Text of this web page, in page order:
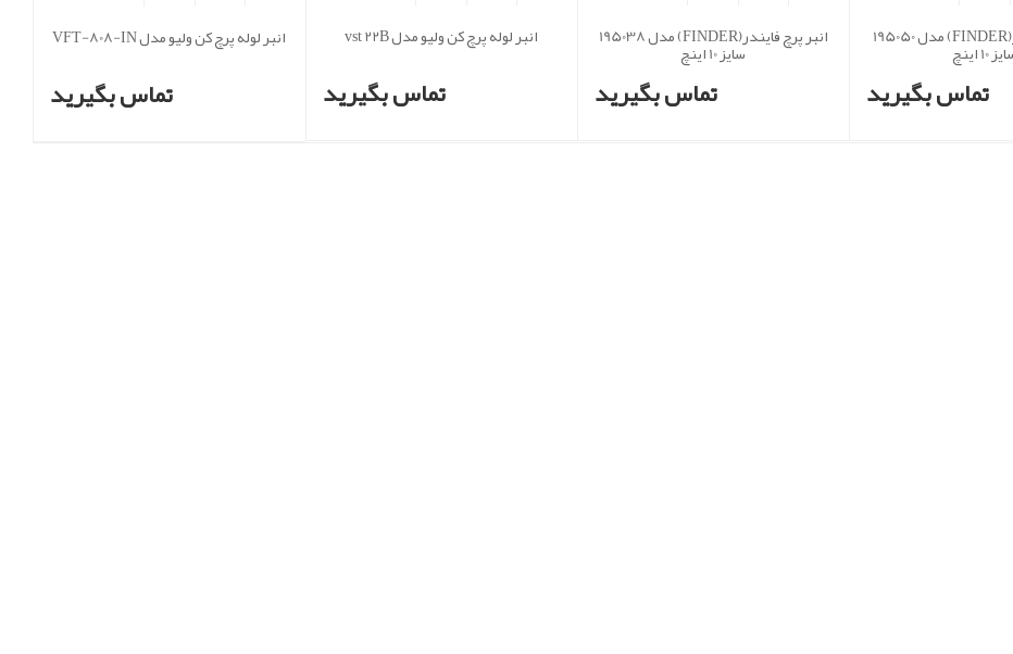
انبر پرچ فایندر(FINDER) مدل 195050
10 اینچ
تماس بگیرید
انبر پرچ فایندر(FINDER) مدل 195038
سایز 10 اینچ
تماس بگیرید
انبر لوله پرچ کن ولیو مدل vst 22B
تماس بگیرید
انبر لوله پرچ کن ولیو مدل VFT-808-IN
تماس بگیرید